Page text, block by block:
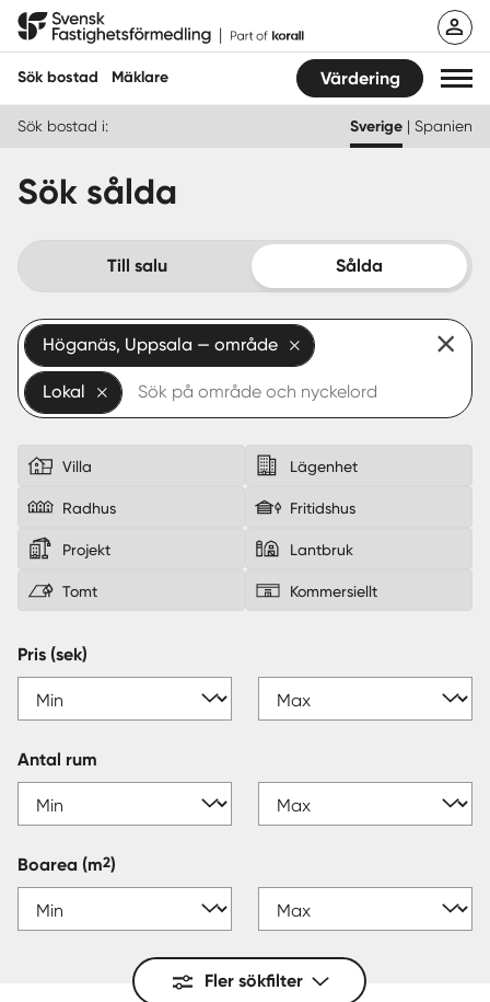
Hoppa
Svensk Fastighetsförmedling
Sök bostad Mäklare Värdering
Hitta mäklare
Köpa
Guider
Start
Logga in
Sverige|Spanien
Sök bostad i: Sverige | Spanien
Sök sålda
Till salu Sålda
Höganäs, Uppsala — område
Lokal
Villa Lägenhet
Radhus Fritidshus
Projekt Lantbruk
Tomt Kommersiellt
Pris (sek)
Antal rum
Boarea (m2)
Fler sökfilter